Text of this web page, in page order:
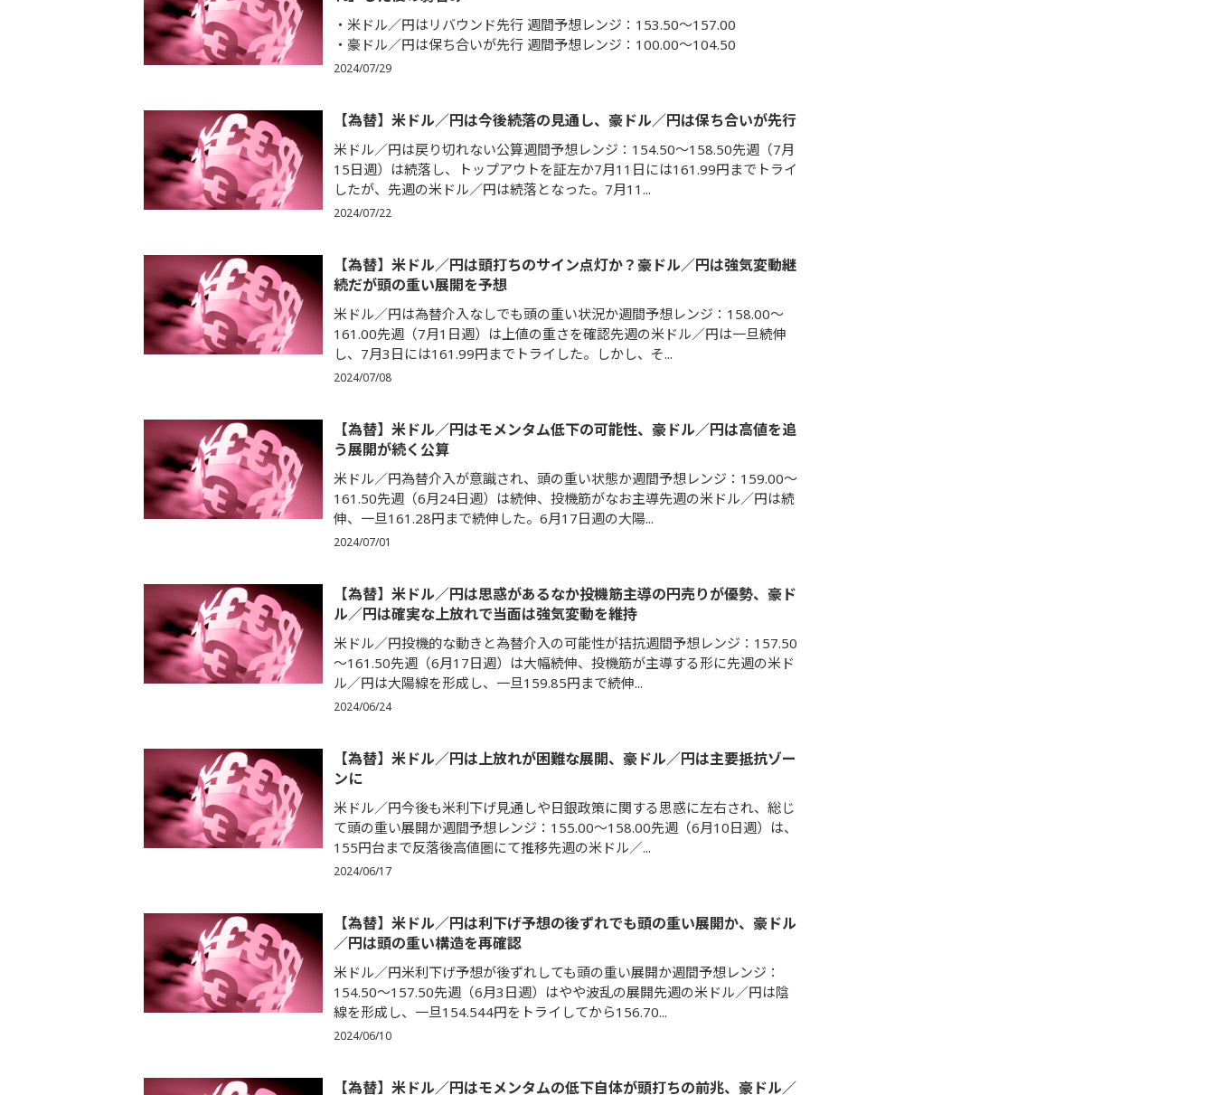
米ドル／円はリバウンド先行 週間予想レンジ：153.50～157.00
豪ドル／円は保ち合いが先行 週間予想レンジ：100.00～104.50
2024/07/29
【為替】米ドル／円は今後続落の見通し、豪ドル／円は保ち合いが先行
米ドル／円は戻り切れない公算週間予想レンジ：154.50～158.50先週（7月
15日週）は続落し、トップアウトを証左か7月11日には161.99円までトライ
したが、先週の米ドル／円は続落となった。7月11...
2024/07/22
【為替】米ドル／円は頭打ちのサイン点灯か？豪ドル／円は強気変動継
続だが頭の重い展開を予想
米ドル／円は為替介入なしでも頭の重い状況か週間予想レンジ：158.00～
161.00先週（7月1日週）は上値の重さを確認先週の米ドル／円は一旦続伸
し、7月3日には161.99円までトライした。しかし、そ...
2024/07/08
【為替】米ドル／円はモメンタム低下の可能性、豪ドル／円は高値を追
う展開が続く公算
米ドル／円為替介入が意識され、頭の重い状態か週間予想レンジ：159.00～
161.50先週（6月24日週）は続伸、投機筋がなお主導先週の米ドル／円は続
伸、一旦161.28円まで続伸した。6月17日週の大陽...
2024/07/01
【為替】米ドル／円は思惑があるなか投機筋主導の円売りが優勢、豪ド
ル／円は確実な上放れで当面は強気変動を維持
米ドル／円投機的な動きと為替介入の可能性が拮抗週間予想レンジ：157.50
～161.50先週（6月17日週）は大幅続伸、投機筋が主導する形に先週の米ド
ル／円は大陽線を形成し、一旦159.85円まで続伸...
2024/06/24
【為替】米ドル／円は上放れが困難な展開、豪ドル／円は主要抵抗ゾー
ンに
米ドル／円今後も米利下げ見通しや日銀政策に関する思惑に左右され、総じ
て頭の重い展開か週間予想レンジ：155.00～158.00先週（6月10日週）は、
155円台まで反落後高値圏にて推移先週の米ドル／...
2024/06/17
【為替】米ドル／円は利下げ予想の後ずれでも頭の重い展開か、豪ドル
／円は頭の重い構造を再確認
米ドル／円米利下げ予想が後ずれしても頭の重い展開か週間予想レンジ：
154.50～157.50先週（6月3日週）はやや波乱の展開先週の米ドル／円は陰
線を形成し、一旦154.544円をトライしてから156.70...
2024/06/10
【為替】米ドル／円はモメンタムの低下自体が頭打ちの前兆、豪ドル／